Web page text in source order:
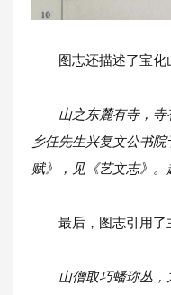
图志还描述了宝化
山之东麓有寺，
乡任先生兴复文公书
赋》，见《艺文志》。
最后，图志引用了
山僧取巧蟠珎丛，